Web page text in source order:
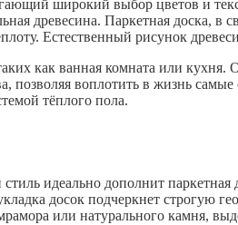
широкий выбор цветов и
древесина. Паркетная доска, в
Естественный рисунок
как ванная комната или кухня.
воплотить в жизнь
тёплого пола.
идеально дополнит
досок подчеркнет строгую
или натурального камня,